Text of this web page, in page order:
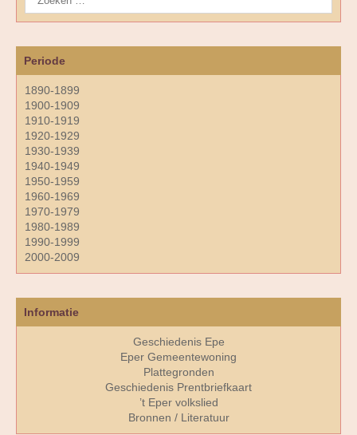
Periode
1890-1899
1900-1909
1910-1919
1920-1929
1930-1939
1940-1949
1950-1959
1960-1969
1970-1979
1980-1989
1990-1999
2000-2009
Informatie
Geschiedenis Epe
Eper Gemeentewoning
Plattegronden
Geschiedenis Prentbriefkaart
’t Eper volkslied
Bronnen / Literatuur